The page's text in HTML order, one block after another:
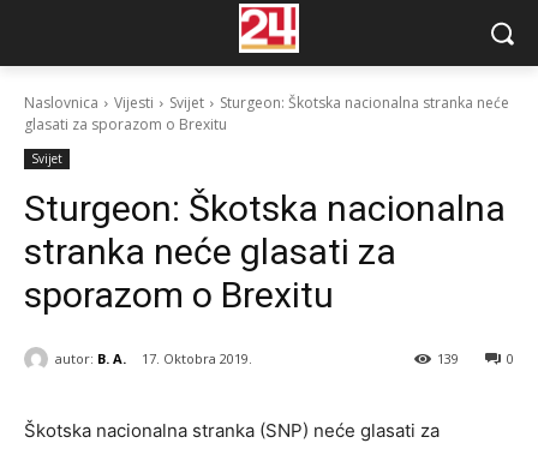
Naslovnica Vijesti Svijet
Sturgeon: Škotska nacionalna stranka neće
glasati za sporazom o Brexitu
Svijet
Sturgeon: Škotska nacionalna
stranka neće glasati za
sporazom o Brexitu
autor: B. A. 17. Oktobra 2019. 0
139
Škotska nacionalna stranka (SNP) neće glasati za